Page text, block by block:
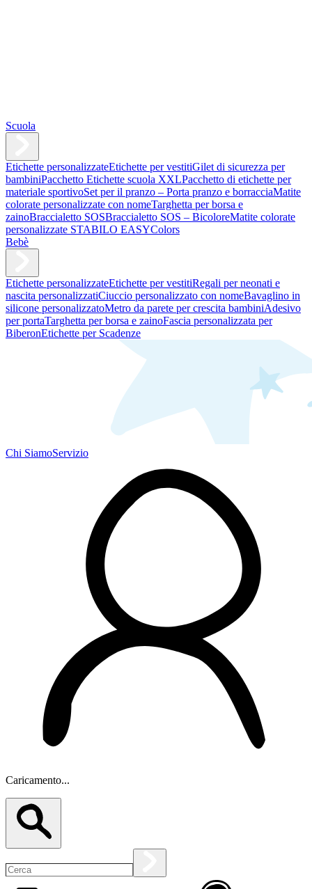
Scuola
Etichette personalizzateEtichette per vestitiGilet di sicurezza per
bambiniPacchetto Etichette scuola XXLPacchetto di etichette per
materiale sportivoSet per il pranzo – Porta pranzo e borracciaMatite
colorate personalizzate con nomeTarghetta per borsa e
zainoBraccialetto SOSBraccialetto SOS – BicoloreMatite colorate
personalizzate STABILO EASYColors
Bebè
Etichette personalizzateEtichette per vestitiRegali per neonati e
nascita personalizzatiCiuccio personalizzato con nomeBavaglino in
silicone personalizzatoMetro da parete per crescita bambiniAdesivo
per portaTarghetta per borsa e zainoFascia personalizzata per
BiberonEtichette per Scadenze
Chi SiamoServizio
Caricamento...